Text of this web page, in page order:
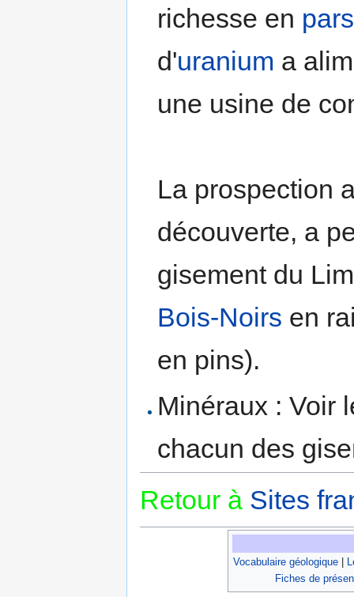
richesse en
d'uranium a
une usine de
La prospection
découverte, a
gisement du
Bois-Noirs en
en pins).
Minéraux : Voir
chacun des
Retour à Sites
Vocabulaire géologique|
Fiches de